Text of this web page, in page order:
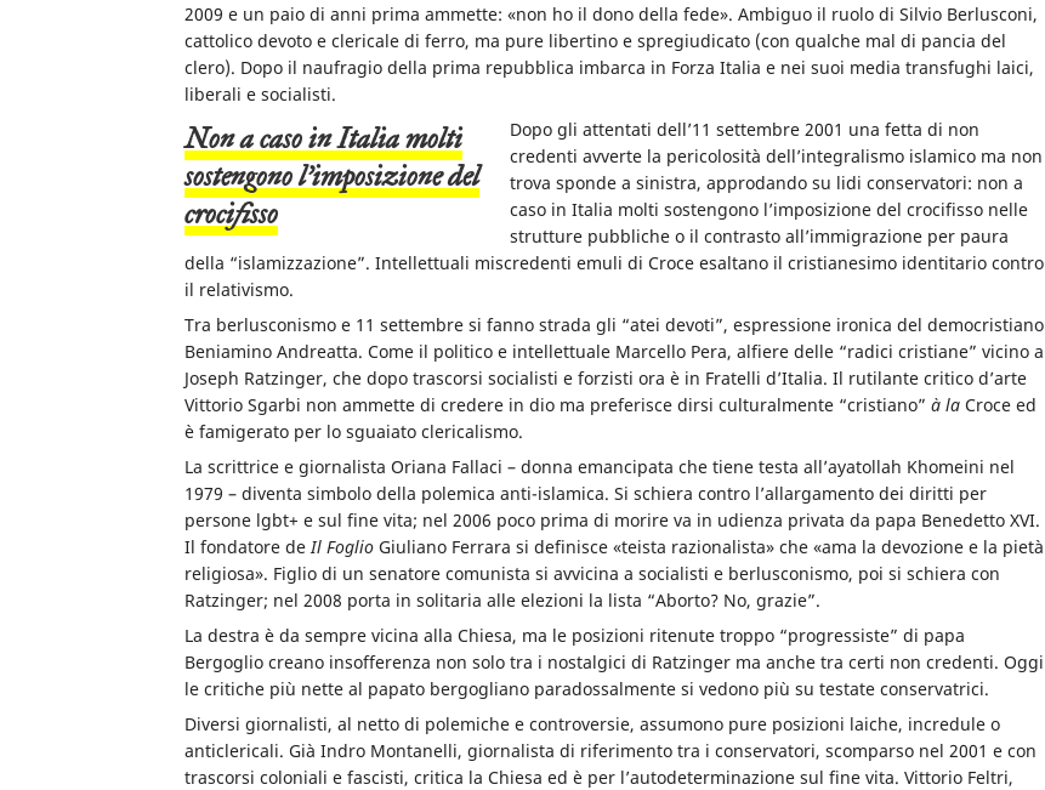
2009 e un paio di anni prima ammette: «non ho il dono della fede». Ambiguo il ruolo di Silvio Berlusconi,
cattolico devoto e clericale di ferro, ma pure libertino e spregiudicato (con qualche mal di pancia del
clero). Dopo il naufragio della prima repubblica imbarca in Forza Italia e nei suoi media transfughi laici,
liberali e socialisti.
non a caso in Italia molti
sostengono l’imposizione del
crocifisso
Dopo gli attentati dell’11 settembre 2001 una fetta di non
credenti avverte la pericolosità dell’integralismo islamico ma non
trova sponde a sinistra, approdando su lidi conservatori: non a
caso in Italia molti sostengono l’imposizione del crocifissonelle
strutture pubbliche o il contrasto all’immigrazione per paura
della “islamizzazione”. Intellettuali miscredenti emuli di Croce esaltano il cristianesimo identitario contro
il relativismo.
Tra berlusconismo e 11 settembre si fanno strada gli “atei devoti”, espressione ironica del democristiano
Beniamino Andreatta. Come il politico e intellettuale Marcello Pera, alfiere delle “radici cristiane” vicino a
Joseph Ratzinger, che dopo trascorsi socialisti e forzisti ora è in Fratelli d’Italia. Il rutilante critico d’arte
Vittorio Sgarbi non ammette di credere in dio ma preferisce dirsi culturalmente “cristiano” à la Croce ed
è famigerato per lo sguaiato clericalismo.
La scrittrice e giornalista Oriana Fallaci – donna emancipata che tiene testa all’ayatollah Khomeini nel
1979 – diventa simbolo della polemica anti-islamica. Si schiera contro l’allargamento dei diritti per
persone lgbt+ e sul fine vita; nel 2006 poco prima di morire va in udienza privata da papa Benedetto XVI.
Il fondatore de Il Foglio Giuliano Ferrara si definisce «teista razionalista» che «ama la devozione e la pietà
religiosa». Figlio di un senatore comunista si avvicina a socialisti e berlusconismo, poi si schiera con
Ratzinger; nel 2008 porta in solitaria alle elezioni la lista “Aborto? No, grazie”.
La destra è da sempre vicina alla Chiesa, ma le posizioni ritenute troppo “progressiste” di papa
Bergoglio creano insofferenza non solo tra i nostalgici di Ratzinger ma anche tra certi non credenti. Oggi
le critiche più nette al papato bergogliano paradossalmente si vedono più su testate conservatrici.
Diversi giornalisti, al netto di polemiche e controversie, assumono pure posizioni laiche, incredule o
anticlericali. Già Indro Montanelli, giornalista di riferimento tra i conservatori, scomparso nel 2001 e con
trascorsi coloniali e fascisti, critica la Chiesa ed è per l’autodeterminazione sul fine vita. Vittorio Feltri,